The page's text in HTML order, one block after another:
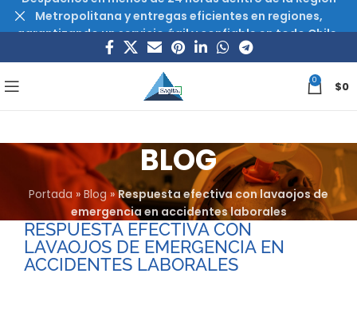
0 $0
BLOG
Portada » Blog»Respuesta efectiva con lavaojos de
emergencia en accidentes laborales
RESPUESTA EFECTIVA CON
LAVAOJOS DE EMERGENCIA EN
ACCIDENTES LABORALES
Metropolitana y entregas eficientes en regiones,
garantizando un servicio ágil y confiable en todo Chile.